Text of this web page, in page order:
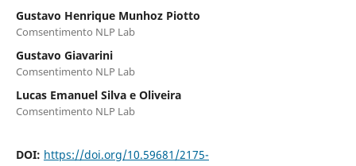
Gustavo Henrique Munhoz Piotto
Comsentimento NLP Lab
Gustavo Giavarini
Comsentimento NLP Lab
Lucas Emanuel Silva e Oliveira
Comsentimento NLP Lab
DOI: https://doi.org/10.59681/2175-